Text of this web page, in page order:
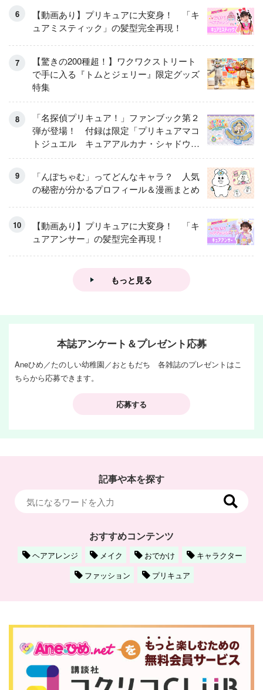
【動画あり】プリキュアに大変身！ 「キ
ュアミスティック」の髪型完全再現！
【驚きの200種超！】ワクワクストリート
で手に入る『トムとジェリー』限定グッズ
特集
「名探偵プリキュア！」ファンブック第２
弾が登場！ 付録は限定「プリキュアマコ
トジュエル キュアアルカナ・シャドウ
アイスver.」 キュアエクレールを大特
「んぽちゃむ」ってどんなキャラ？ 人気
の秘密が分かるプロフィール＆漫画まとめ
【動画あり】プリキュアに大変身！ 「キ
ュアアンサー」の髪型完全再現！
もっと見る
本誌アンケート＆プレゼント応募
Aneひめ／たのしい幼稚園／おともだち 各雑誌のプレゼントはこ
ちらから応募できます。
応募する
記事や本を探す
おすすめコンテンツ
ヘアアレンジ メイク おでかけ
キャラクター
ファッション
プリキュア